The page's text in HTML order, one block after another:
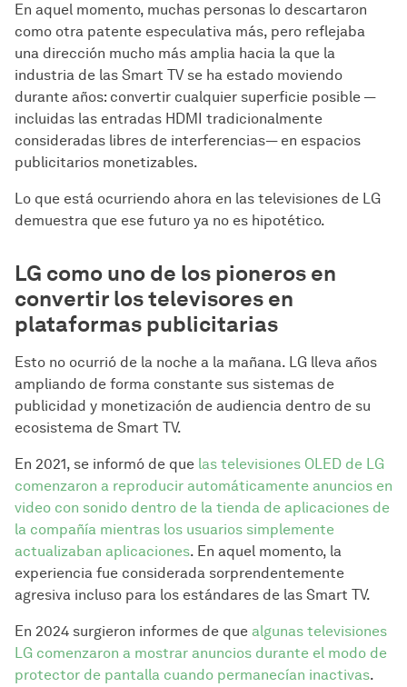
En aquel momento, muchas personas lo descartaron
como otra patente especulativa más, pero reflejaba
una dirección mucho más amplia hacia la que la
industria de las Smart TV se ha estado moviendo
durante años: convertir cualquier superficie posible —
incluidas las entradas HDMI tradicionalmente
consideradas libres de interferencias— en espacios
publicitarios monetizables.
Lo que está ocurriendo ahora en las televisiones de LG
demuestra que ese futuro ya no es hipotético.
LG como uno de los pioneros en
convertir los televisores en
plataformas publicitarias
Esto no ocurrió de la noche a la mañana. LG lleva años
ampliando de forma constante sus sistemas de
publicidad y monetización de audiencia dentro de su
ecosistema de Smart TV.
En 2021, se informó de que las televisiones OLED de LG
comenzaron a reproducir automáticamente anuncios en
video con sonido dentro de la tienda de aplicaciones de
la compañía mientras los usuarios simplemente
actualizaban aplicaciones. En aquel momento, la
experiencia fue considerada sorprendentemente
agresiva incluso para los estándares de las Smart TV.
En 2024 surgieron informes de que algunas televisiones
LG comenzaron a mostrar anuncios durante el modo de
protector de pantalla cuando permanecían inactivas.